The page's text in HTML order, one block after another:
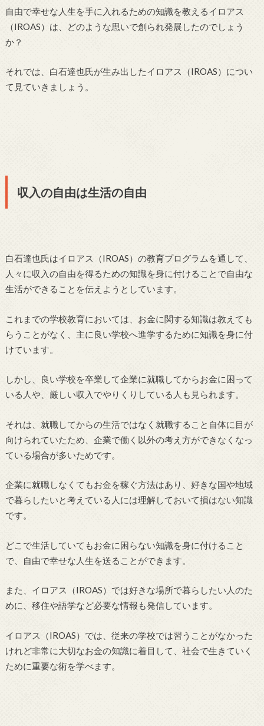
自由で幸せな人生を手に入れるための知識を教えるイロアス
（IROAS）は、どのような思いで創られ発展したのでしょう
か？
それでは、白石達也氏が生み出したイロアス（IROAS）につい
て見ていきましょう。
収入の自由は生活の自由
白石達也氏はイロアス（IROAS）の教育プログラムを通して、
人々に収入の自由を得るための知識を身に付けることで自由な
生活ができることを伝えようとしています。
これまでの学校教育においては、お金に関する知識は教えても
らうことがなく、主に良い学校へ進学するために知識を身に付
けています。
しかし、良い学校を卒業して企業に就職してからお金に困って
いる人や、厳しい収入でやりくりしている人も見られます。
それは、就職してからの生活ではなく就職すること自体に目が
向けられていたため、企業で働く以外の考え方ができなくなっ
ている場合が多いためです。
企業に就職しなくてもお金を稼ぐ方法はあり、好きな国や地域
で暮らしたいと考えている人には理解しておいて損はない知識
です。
どこで生活していてもお金に困らない知識を身に付けること
で、自由で幸せな人生を送ることができます。
また、イロアス（IROAS）では好きな場所で暮らしたい人のた
めに、移住や語学など必要な情報も発信しています。
イロアス（IROAS）では、従来の学校では習うことがなかった
けれど非常に大切なお金の知識に着目して、社会で生きていく
ために重要な術を学べます。